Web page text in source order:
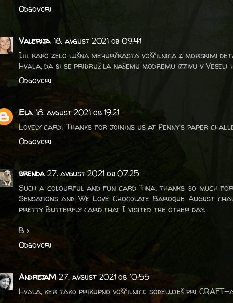
Odgovori
Valerija 18. avgust 2021 ob 09:41
Iiii, kako zelo lušna mehurčkasta voščilnica z morskimi
Hvala, da si se pridružila našemu modremu izzivu v Veseli
Odgovori
Ela 18. avgust 2021 ob 19:21
Lovely card! Thanks for joining us at Penny's paper
Odgovori
brenda 27. avgust 2021 ob 07:25
Such a colourful and fun card Tina, thanks so much
Sensations and We Love Chocolate Baroque August
pretty Butterfly card that I visited the other day.
B x
Odgovori
AndrejaM 27. avgust 2021 ob 10:55
Hvala, ker tako prikupno voščilnico sodeluješ pri CRAFT-